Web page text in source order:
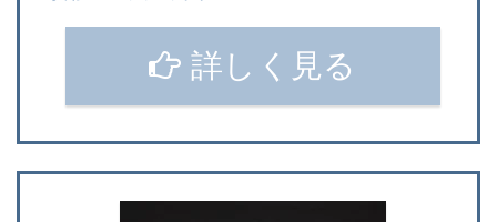
詳しく見る